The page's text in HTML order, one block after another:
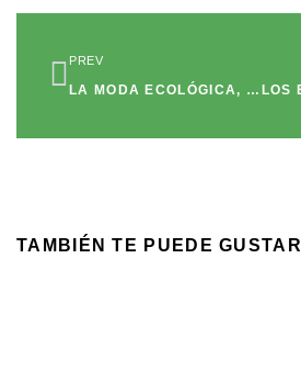
PREV
LA MODA ECOLÓGICA, UNA ALTERNATIVA QUE RESPETA NUESTRO MEDIO AMBIENTE
TAMBIÉN TE PUEDE GUSTAR